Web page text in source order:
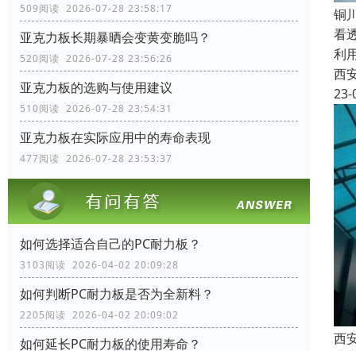
509阅读 2026-07-28 23:58:17
亚克力板长期暴晒会变黄变脆吗？
520阅读 2026-07-28 23:56:26
亚克力板的选购与使用建议
510阅读 2026-07-28 23:54:31
亚克力板在实际应用中的寿命表现
477阅读 2026-07-28 23:53:37
如何选择适合自己的PC耐力板？
3103阅读 2026-04-02 20:09:28
如何判断PC耐力板是否为全新料？
2205阅读 2026-04-02 20:09:02
如何延长PC耐力板的使用寿命？
铜
看
利
西
23-
西